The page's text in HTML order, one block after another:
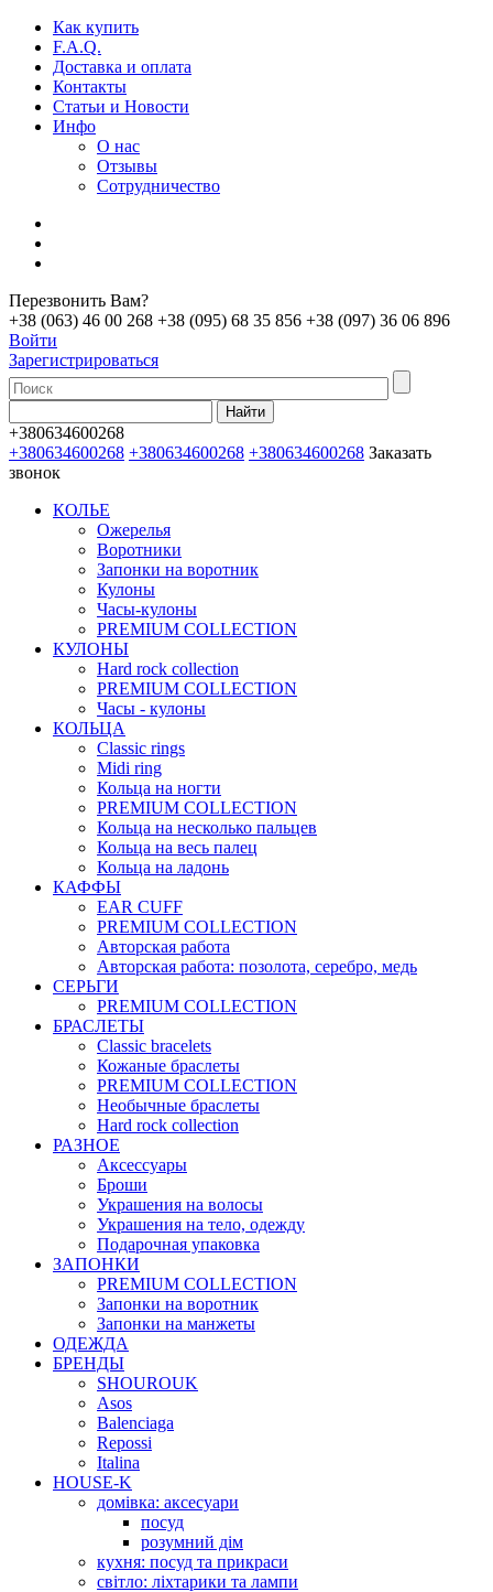
Как купить
F.A.Q.
Доставка и оплата
Контакты
Статьи и Новости
Инфо
О нас
Отзывы
Сотрудничество
Перезвонить Вам?
+38 (063) 46 00 268 +38 (095) 68 35 856 +38 (097) 36 06 896
Войти
Зарегистрироваться
+380634600268
+380634600268 +380634600268 +380634600268 Заказать
звонок
КОЛЬЕ
Ожерелья
Воротники
Запонки на воротник
Кулоны
Часы-кулоны
PREMIUM COLLECTION
КУЛОНЫ
Hard rock collection
PREMIUM COLLECTION
Часы - кулоны
КОЛЬЦА
Classic rings
Midi ring
Кольца на ногти
PREMIUM COLLECTION
Кольца на несколько пальцев
Кольца на весь палец
Кольца на ладонь
КАФФЫ
EAR CUFF
PREMIUM COLLECTION
Авторская работа
Авторская работа: позолота, серебро, медь
СЕРЬГИ
PREMIUM COLLECTION
БРАСЛЕТЫ
Classic bracelets
Кожаные браслеты
PREMIUM COLLECTION
Необычные браслеты
Hard rock collection
РАЗНОЕ
Аксессуары
Броши
Украшения на волосы
Украшения на тело, одежду
Подарочная упаковка
ЗАПОНКИ
PREMIUM COLLECTION
Запонки на воротник
Запонки на манжеты
ОДЕЖДА
БРЕНДЫ
SHOUROUK
Asos
Balenciaga
Repossi
Italina
HOUSE-K
домівка: аксесуари
посуд
розумний дім
кухня: посуд та прикраси
світло: ліхтарики та лампи